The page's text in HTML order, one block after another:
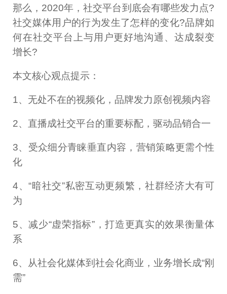
那么，2020年，社交平台到底会有哪些发力点?
社交媒体用户的行为发生了怎样的变化?品牌如
何在社交平台上与用户更好地沟通、达成裂变
增长?
本文核心观点提示：
1、无处不在的视频化，品牌发力原创视频内容
2、直播成社交平台的重要标配，驱动品销合一
3、受众细分青睐垂直内容，营销策略更需个性
化
4、“暗社交”私密互动更频繁，社群经济大有可
为
5、减少“虚荣指标”，打造更真实的效果衡量体
系
6、从社会化媒体到社会化商业，业务增长成“刚
需”